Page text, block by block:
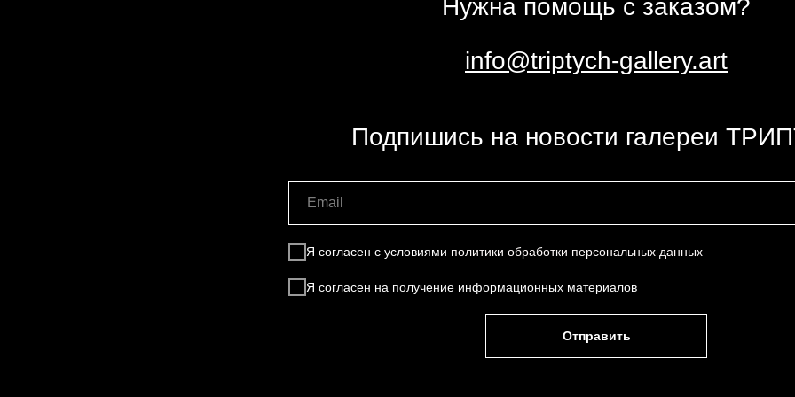
Нужна помощь с заказом?
info@triptych-gallery.art
Подпишись на новости галереи
Я согласен с условиями политики обработки персональных данных
Я согласен на получение информационных материалов
Отправить